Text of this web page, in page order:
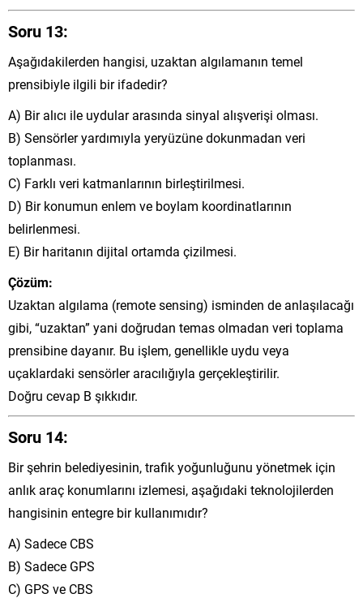
Soru 13:
Aşağıdakilerden hangisi, uzaktan algılamanın temel
prensibiyle ilgili bir ifadedir?
A) Bir alıcı ile uydular arasında sinyal alışverişi olması.
B) Sensörler yardımıyla yeryüzüne dokunmadan veri
toplanması.
C) Farklı veri katmanlarının birleştirilmesi.
D) Bir konumun enlem ve boylam koordinatlarının
belirlenmesi.
E) Bir haritanın dijital ortamda çizilmesi.
Çözüm:
Uzaktan algılama (remote sensing) isminden de anlaşılacağı
gibi, “uzaktan” yani doğrudan temas olmadan veri toplama
prensibine dayanır. Bu işlem, genellikle uydu veya
uçaklardaki sensörler aracılığıyla gerçekleştirilir.
Doğru cevap B şıkkıdır.
Soru 14:
Bir şehrin belediyesinin, trafik yoğunluğunu yönetmek için
anlık araç konumlarını izlemesi, aşağıdaki teknolojilerden
hangisinin entegre bir kullanımıdır?
A) Sadece CBS
B) Sadece GPS
C) GPS ve CBS